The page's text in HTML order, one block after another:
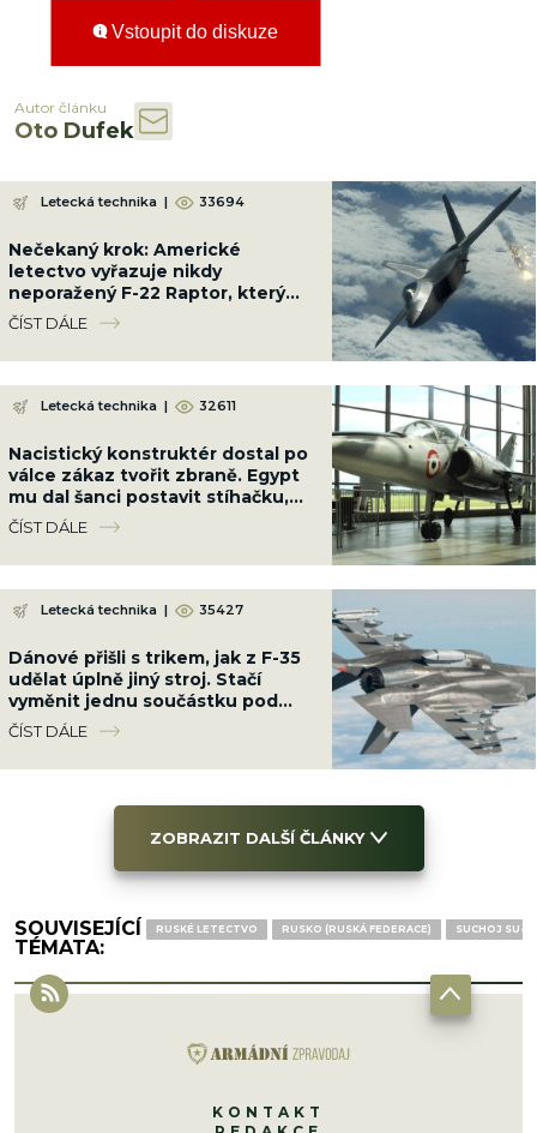
Vstoupit do diskuze
Autor článku
Oto Dufek
Letecká technika | 33694
Nečekaný krok: Americké
letectvo vyřazuje nikdy
neporažený F-22 Raptor, který
zničí jakékoliv letadlo světa
ČÍST DÁLE
Letecká technika | 32611
Nacistický konstruktér dostal po
válce zákaz tvořit zbraně. Egypt
mu dal šanci postavit stíhačku,
která překonala MiG-21
ČÍST DÁLE
Letecká technika | 35427
Dánové přišli s trikem, jak z F-35
udělat úplně jiný stroj. Stačí
vyměnit jednu součástku pod
trupem a nasadit modul Terma
ČÍST DÁLE
ZOBRAZIT DALŠÍ ČLÁNKY
SOUVISEJÍCÍ
TÉMATA:
RUSKÉ LETECTVO RUSKO (RUSKÁ FEDERACE) SUCHOJ SU-25
KONTAKT